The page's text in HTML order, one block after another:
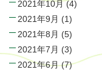
2021年10月(4)
2021年9月 (1)
2021年8月 (5)
2021年7月 (3)
2021年6月(7)